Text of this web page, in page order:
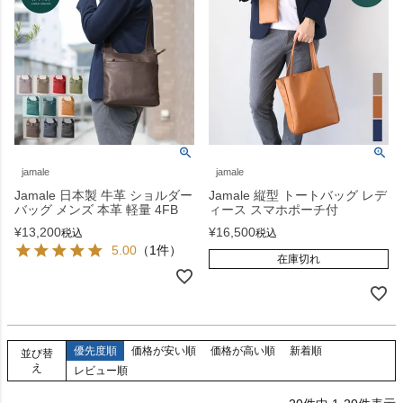
jamale
Jamale 日本製 牛革 ショルダー
バッグ メンズ 本革 軽量 4FB
¥13,200税込
5.00 （1件）
jamale
Jamale 縦型 トートバッグ レデ
ィース スマホポーチ付
¥16,500税込
在庫切れ
並び替
え
優先度順 価格が安い順 価格が高い順
新着順
レビュー順